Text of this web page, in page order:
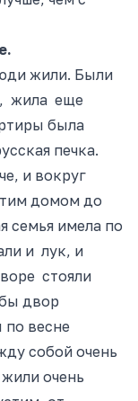
жили. Были
жила еще
была
печка.
и вокруг
домом до
семья имела по
и лук, и
стояли
двор
по весне
собой очень
очень